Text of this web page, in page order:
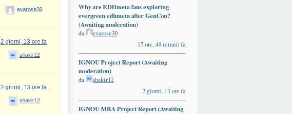
evarose30
2 giorni, 13 ore fa
shakir12
2 giorni, 13 ore fa
shakir12
Why are EDHmeta fans exploring
evergreen edhmeta after GenCon?
(Awaiting moderation)
da
evarose30
17 ore, 48 minuti fa
IGNOU Project Report (Awaiting
moderation)
da
shakir12
2 giorni, 13 ore fa
IGNOU MBA Project Report (Awaiting